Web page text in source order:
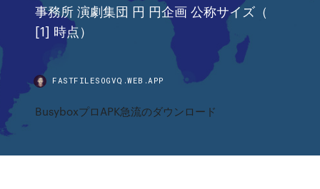
事務所 演劇集団 円 円企画 公称サイズ（
[1] 時点）
FASTFILESOGVQ.WEB.APP
BusyboxプロAPK急流のダウンロード